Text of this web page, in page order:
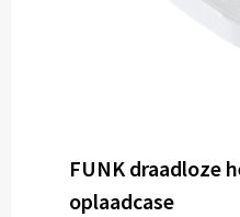
FUNK draadloze
oplaadcase